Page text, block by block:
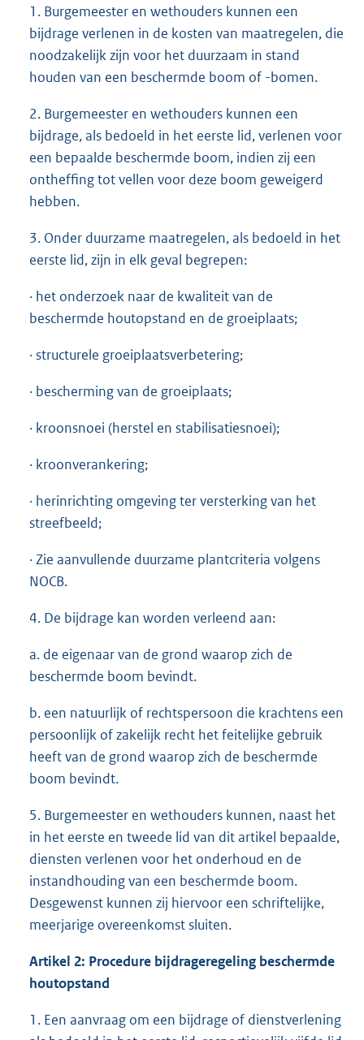
1. Burgemeester en wethouders kunnen een
bijdrage verlenen in de kosten van maatregelen, die
noodzakelijk zijn voor het duurzaam in stand
houden van een beschermde boom of -bomen.
2. Burgemeester en wethouders kunnen een
bijdrage, als bedoeld in het eerste lid, verlenen voor
een bepaalde beschermde boom, indien zij een
ontheffing tot vellen voor deze boom geweigerd
hebben.
3. Onder duurzame maatregelen, als bedoeld in het
eerste lid, zijn in elk geval begrepen:
· het onderzoek naar de kwaliteit van de
beschermde houtopstand en de groeiplaats;
· structurele groeiplaatsverbetering;
· bescherming van de groeiplaats;
· kroonsnoei (herstel en stabilisatiesnoei);
· kroonverankering;
· herinrichting omgeving ter versterking van het
streefbeeld;
· Zie aanvullende duurzame plantcriteria volgens
NOCB.
4. De bijdrage kan worden verleend aan:
a. de eigenaar van de grond waarop zich de
beschermde boom bevindt.
b. een natuurlijk of rechtspersoon die krachtens een
persoonlijk of zakelijk recht het feitelijke gebruik
heeft van de grond waarop zich de beschermde
boom bevindt.
5. Burgemeester en wethouders kunnen, naast het
in het eerste en tweede lid van dit artikel bepaalde,
diensten verlenen voor het onderhoud en de
instandhouding van een beschermde boom.
Desgewenst kunnen zij hiervoor een schriftelijke,
meerjarige overeenkomst sluiten.
Artikel 2: Procedure bijdrageregeling beschermde
houtopstand
1. Een aanvraag om een bijdrage of dienstverlening